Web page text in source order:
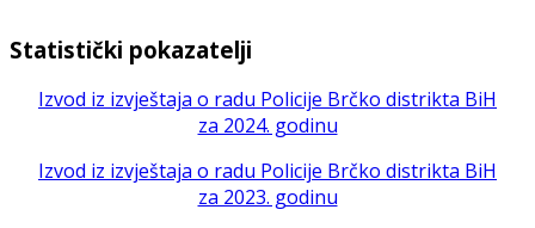
Statistički pokazatelji
Izvod iz izvještaja o radu Policije Brčko distrikta BiH
za 2024. godinu
Izvod iz izvještaja o radu Policije Brčko distrikta BiH
za 2023. godinu